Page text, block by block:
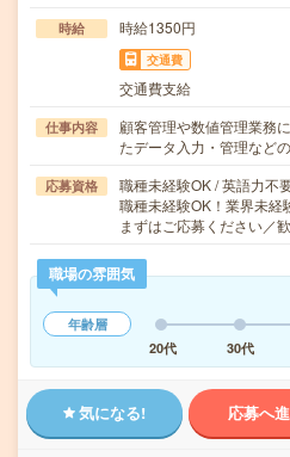
時給 時給1350円
交通費
交通費支給
仕事内容
顧客管理や数値管理業務
たデータ入力・管理など
応募資格
職種未経験OK / 英語力不
職種未経験OK！業界未経
まずはご応募ください／
職場の雰囲気
年齢層
20代
30代
気になる! 応募へ